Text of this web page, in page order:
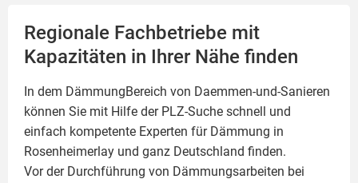
Regionale Fachbetriebe mit
Kapazitäten in Ihrer Nähe finden
In dem DämmungBereich von Daemmen-und-Sanieren
können Sie mit Hilfe der PLZ-Suche schnell und
einfach kompetente Experten für Dämmung in
Rosenheimerlay und ganz Deutschland finden.
Vor der Durchführung von Dämmungsarbeiten bei